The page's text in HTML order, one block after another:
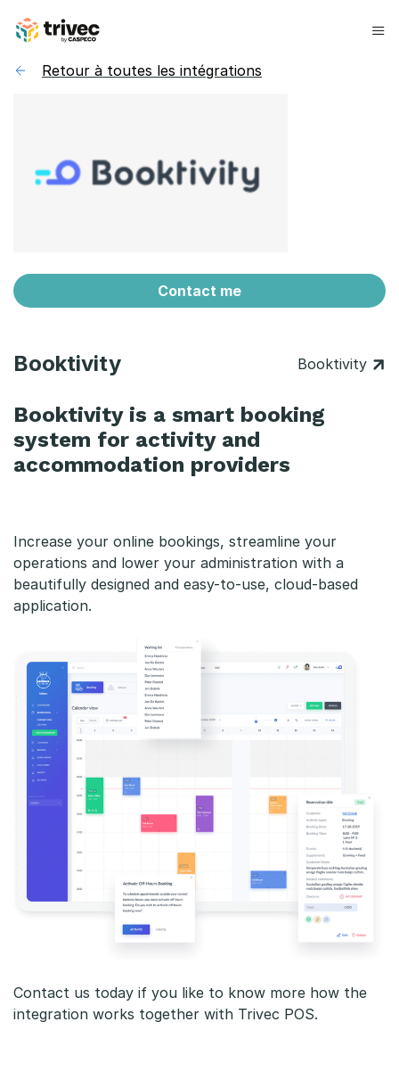
contenu
Retour à toutes les intégrations
Contact me
Booktivity Booktivity
Booktivity is a smart booking
system for activity and
accommodation providers
Increase your online bookings, streamline your
operations and lower your administration with a
beautifully designed and easy-to-use, cloud-based
application.
Contact us today if you like to know more how the
integration works together with Trivec POS.